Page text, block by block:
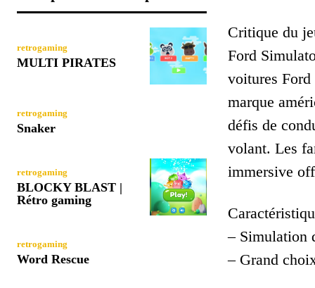
retrogaming
MULTI PIRATES
retrogaming
Snaker
retrogaming
BLOCKY BLAST |
Rétro gaming
retrogaming
Word Rescue
Critique du
Ford
voitures
marque
défis de
volant. Les
immersive
– Simulation
– Grand